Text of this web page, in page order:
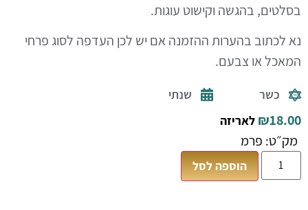
בסלטים, בהגשה וקישוט עוגות.
נא לכתוב בהערות ההזמנה אם יש לכן העדפה לסוג פרחי
המאכל או צבעם.
כשר שנתי
₪18.00 לאריזה
מק״ט: פרמ
הוספה לסל